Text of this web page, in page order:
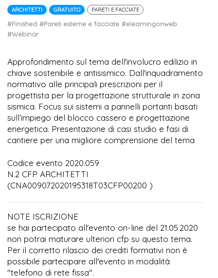
ARCHITETTI GRATUITO PARETI E FACCIATE
#Finished #Pareti esterne e facciate #elearningonweb
#Webinar
Approfondimento sul tema dell'involucro edilizio in
chiave sostenibile e antisismico. Dall'inquadramento
normativo alle principali prescrizioni per il
progettista per la progettazione strutturale in zona
sismica. Focus sui sistemi a pannelli portanti basati
sull’impiego del blocco cassero e progettazione
energetica. Presentazione di casi studio e fasi di
cantiere per una migliore comprensione del tema
Codice evento 2020.059
N.2 CFP ARCHITETTI
(CNA009072020195318T03CFP00200 )
NOTE ISCRIZIONE
se hai partecipato all'evento on-line del 21.05.2020
non potrai maturare ulteriori cfp su questo tema.
Per il corretto rilascio dei crediti formativi non è
possibile partecipare all'evento in modalità
"telefono di rete fissa".